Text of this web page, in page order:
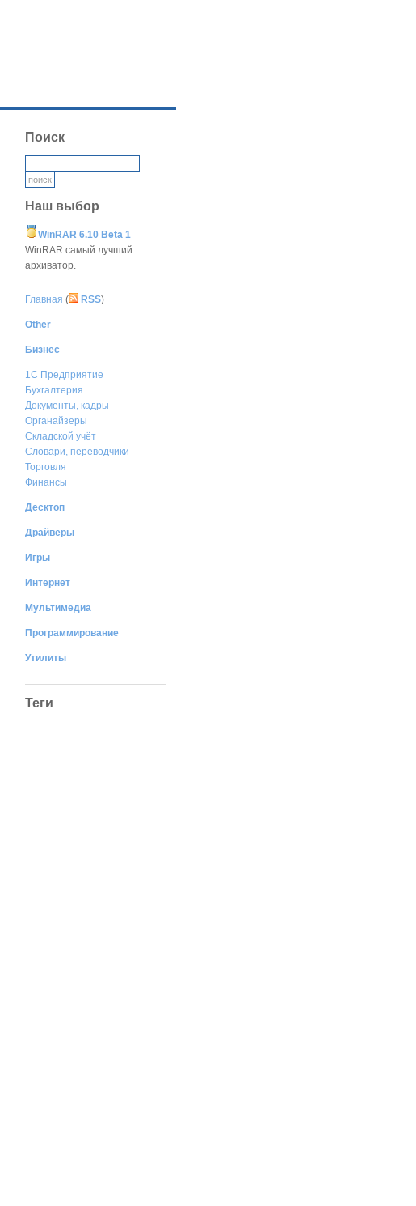
Поиск
Наш выбор
WinRAR 6.10 Beta 1
WinRAR самый лучший
архиватор.
Главная ( RSS)
Other
Бизнес
1С Предприятие
Бухгалтерия
Документы, кадры
Органайзеры
Складской учёт
Словари, переводчики
Торговля
Финансы
Десктоп
Драйверы
Игры
Интернет
Мультимедиа
Программирование
Утилиты
Теги